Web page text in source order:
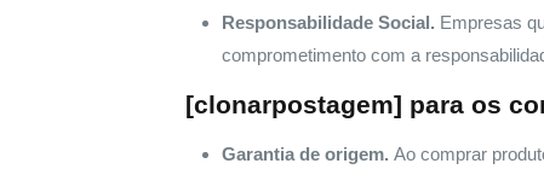
Responsabilidade Social. Empresas
comprometimento com a
[clonarpostagem] para os
Garantia de origem. Ao comprar